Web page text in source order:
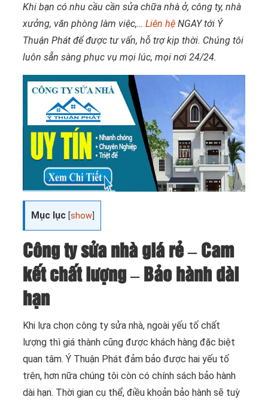
Khi bạn có nhu cầu cần sửa chữa nhà ở, công ty, nhà
xưởng, văn phòng làm việc,… Liên hệ NGAY tới Ý
Thuận Phát để được tư vấn, hỗ trợ kịp thời. Chúng tôi
luôn sẵn sàng phục vụ mọi lúc, mọi nơi 24/24.
Mục lục [show
Công ty sửa nhà giá rẻ – Cam
kết chất lượng – Bảo hành dài
hạn
Khi lựa chọn công ty sửa nhà, ngoài yếu tố chất
lượng thì giá thành cũng được khách hàng đặc biệt
quan tâm. Ý Thuận Phát đảm bảo được hai yếu tố
trên, hơn nữa chúng tôi còn có chính sách bảo hành
dài hạn. Thời gian cụ thể, điều khoản bảo hành sẽ tuỳ